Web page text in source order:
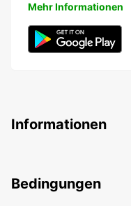
Mehr Informationen
Informationen
Bedingungen